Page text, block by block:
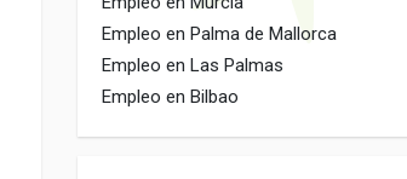
Empleo en Palma de Mallorca
Empleo en Las Palmas
Empleo en Bilbao